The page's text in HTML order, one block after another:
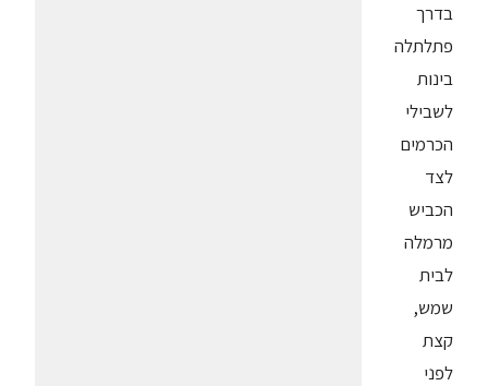
בדרך
פתלתלה
בינות
לשבילי
הכרמים
לצד
הכביש
מרמלה
לבית
שמש,
קצת
לפני